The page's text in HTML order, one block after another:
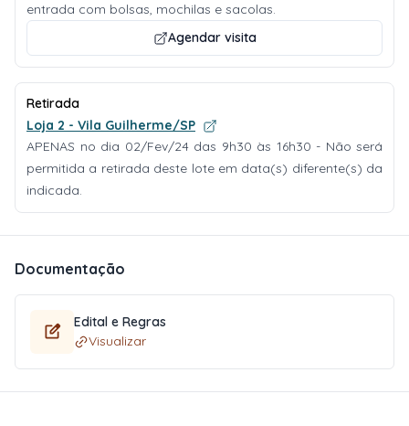
entrada com bolsas, mochilas e sacolas.
Agendar visita
Retirada
Loja 2 - Vila Guilherme/SP
APENAS no dia 02/Fev/24 das 9h30 às 16h30 - Não será
permitida a retirada deste lote em data(s) diferente(s) da
indicada.
Documentação
Edital e Regras
Visualizar